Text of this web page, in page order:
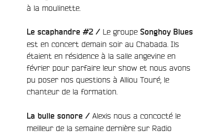
à la moulinette.
Le scaphandre #2 / Le groupe Songhoy Blues
est en concert demain soir au Chabada. Ils
étaient en résidence à la salle angevine en
février pour parfaire leur show et nous avons
pu poser nos questions à Alliou Touré, le
chanteur de la formation.
La bulle sonore / Alexis nous a concocté le
meilleur de la semaine dernière sur Radio